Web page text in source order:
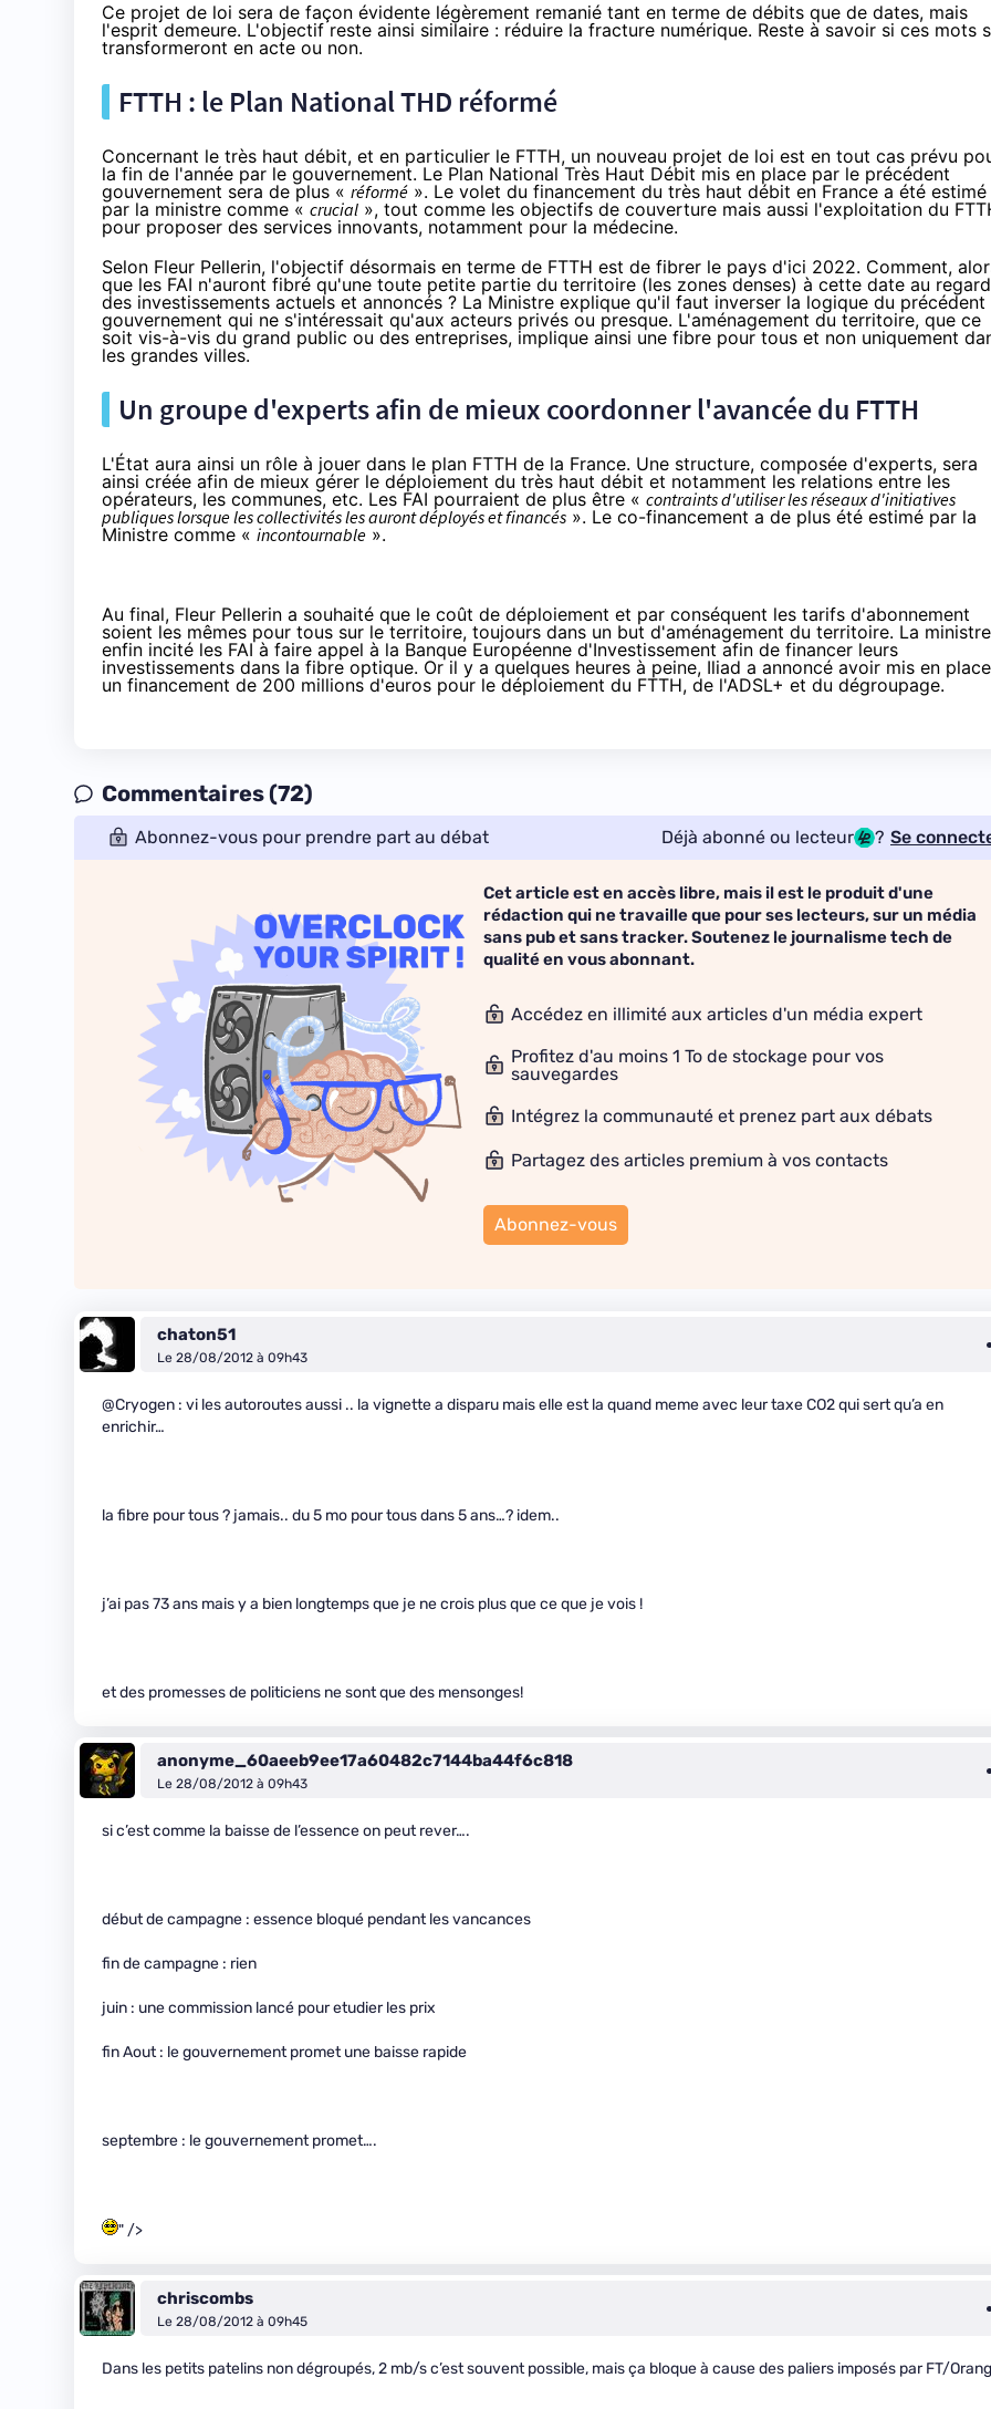
Ce projet de loi sera de façon évidente légèrement remanié tant en terme de débits que de dates, mais
l'esprit demeure. L'objectif reste ainsi similaire : réduire la fracture numérique. Reste à savoir si ces mots
transformeront en acte ou non.
FTTH : le Plan National THD réformé
Concernant le très haut débit, et en particulier le FTTH, un nouveau projet de loi est en tout cas prévu
la fin de l'année par le gouvernement. Le Plan National Très Haut Débit mis en place par le précédent
gouvernement sera de plus « réformé ». Le volet du financement du très haut débit en France a été estimé
par la ministre comme « crucial », tout comme les objectifs de couverture mais aussi l'exploitation du
pour proposer des services innovants, notamment pour la médecine.
Selon Fleur Pellerin, l'objectif désormais en terme de FTTH est de fibrer le pays d'ici 2022. Comment,
que les FAI n'auront fibré qu'une toute petite partie du territoire (les zones denses) à cette date au regard
des investissements actuels et annoncés ? La Ministre explique qu'il faut inverser la logique du précédent
gouvernement qui ne s'intéressait qu'aux acteurs privés ou presque. L'aménagement du territoire, que ce
soit vis-à-vis du grand public ou des entreprises, implique ainsi une fibre pour tous et non uniquement
les grandes villes.
Un groupe d'experts afin de mieux coordonner l'avancée du FTTH
L'État aura ainsi un rôle à jouer dans le plan FTTH de la France. Une structure, composée d'experts, sera
ainsi créée afin de mieux gérer le déploiement du très haut débit et notamment les relations entre les
opérateurs, les communes, etc. Les FAI pourraient de plus être « contraints d'utiliser les réseaux d'initiatives
publiques lorsque les collectivités les auront déployés et financés ». Le co-financement a de plus été estimé par la
Ministre comme « incontournable ».
Au final, Fleur Pellerin a souhaité que le coût de déploiement et par conséquent les tarifs d'abonnement
soient les mêmes pour tous sur le territoire, toujours dans un but d'aménagement du territoire. La
enfin incité les FAI à faire appel à la Banque Européenne d'Investissement afin de financer leurs
investissements dans la fibre optique. Or il y a quelques heures à peine, Iliad a annoncé avoir mis en place
un financement de 200 millions d'euros pour le déploiement du FTTH, de l'ADSL+ et du dégroupage.
Commentaires (72)
Abonnez-vous pour prendre part au débat Déjà abonné ou lecteur ? Se
Cet article est en accès libre, mais il est le produit d'une
rédaction qui ne travaille que pour ses lecteurs, sur un média
sans pub et sans tracker. Soutenez le journalisme tech de
qualité en vous abonnant.
Accédez en illimité aux articles d'un média expert
Profitez d'au moins 1 To de stockage pour vos
sauvegardes
Intégrez la communauté et prenez part aux débats
Partagez des articles premium à vos contacts
Abonnez-vous
chaton51
Le 28/08/2012 à 09h43
@Cryogen : vi les autoroutes aussi .. la vignette a disparu mais elle est la quand meme avec leur taxe CO2 qui sert qu’a en
enrichir…
la fibre pour tous ? jamais.. du 5 mo pour tous dans 5 ans…? idem..
j’ai pas 73 ans mais y a bien longtemps que je ne crois plus que ce que je vois !
et des promesses de politiciens ne sont que des mensonges!
anonyme_60aeeb9ee17a60482c7144ba44f6c818
Le 28/08/2012 à 09h43
si c’est comme la baisse de l’essence on peut rever….
début de campagne : essence bloqué pendant les vancances
fin de campagne : rien
juin : une commission lancé pour etudier les prix
fin Aout : le gouvernement promet une baisse rapide
septembre : le gouvernement promet….
" />
chriscombs
Le 28/08/2012 à 09h45
Dans les petits patelins non dégroupés, 2 mb/s c’est souvent possible, mais ça bloque à cause des paliers imposés par FT/